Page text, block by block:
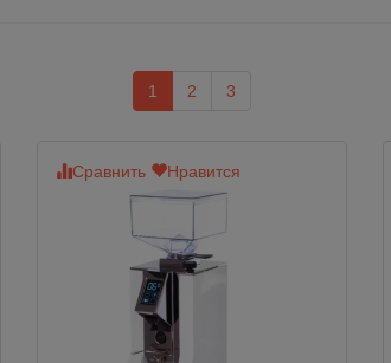
1 2 3
Сравнить Нравится